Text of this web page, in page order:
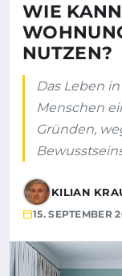
WIE
NUTZEN?
Das Leben
Menschen
Gründen,
KILIAN
15. SEPTEMBER